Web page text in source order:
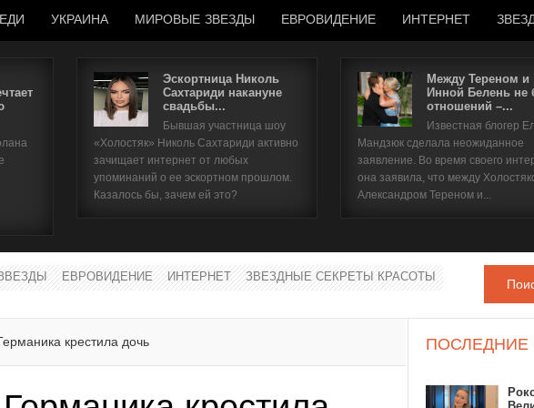
УКРАИНА МИРОВЫЕ ЗВЕЗДЫ ЕВРОВИДЕНИЕ ИНТЕРНЕТ
Эскортница Николь
Сахтариди накануне
свадьбы...
Бывшая участница шоу
«Холостяк» Николь Сахтариди активно
зачищает интернет от любых
упоминаний о ее эскортном прошлом.
Казалось бы, зачем ей это?
Между Тереном и
Инной Белень не
отношений –...
Известная блогер
Мандзюк сделала неожиданное
заявление. Во время своего
она заявила, что между
Александром Тереном и...
ЕВРОВИДЕНИЕ ИНТЕРНЕТ ЗВЕЗДНЫЕ СЕКРЕТЫ КРАСОТЫ
крестила дочь ПОСЛЕДНИЕ
Имя пользователя
Забыли имя пользователя?